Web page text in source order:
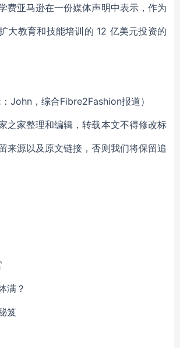
费亚马逊在一份媒体声明中表示，作为
大教育和技能培训的 12 亿美元投资的
：John，综合Fibre2Fashion报道）
之家整理和编辑，转载本文不得修改标
来源以及原文链接，否则我们将保留追
满？
笈